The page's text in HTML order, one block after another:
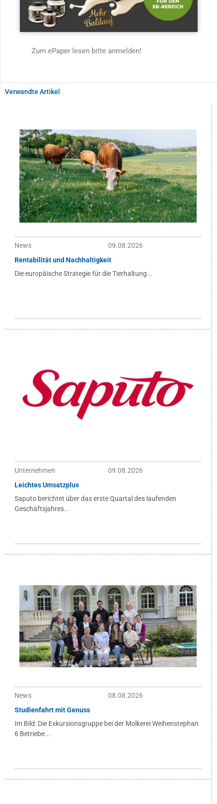
Zum ePaper lesen bitte anmelden!
Verwandte Artikel
News
09.08.2026
Rentabilität und Nachhaltigkeit
Die europäische Strategie für die Tierhaltung...
Unternehmen
09.08.2026
Leichtes Umsatzplus
Saputo berichtet über das erste Quartal des laufenden
Geschäftsjahres...
News
08.08.2026
Studienfahrt mit Genuss
Im Bild: Die Exkursionsgruppe bei der Molkerei Weihenstephan
6 Betriebe...